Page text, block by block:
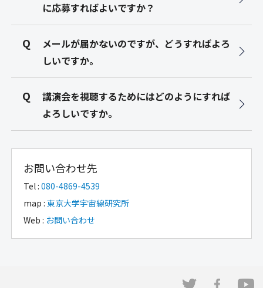
に応募すればよいですか？
メールが届かないのですが、どうすればよろ
しいですか。
講演会を視聴するためにはどのようにすれば
よろしいですか。
お問い合わせ先
Tel : 080-4869-4539
map : 東京大学宇宙線研究所
Web : お問い合わせ